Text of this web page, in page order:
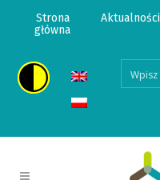
Strona
główna
Aktualności